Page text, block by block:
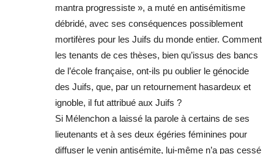
mantra progressiste », a muté en antisémitisme
débridé, avec ses conséquences possiblement
mortifères pour les Juifs du monde entier. Comment
les tenants de ces thèses, bien qu’issus des bancs
de l’école française, ont-ils pu oublier le génocide
des Juifs, que, par un retournement hasardeux et
ignoble, il fut attribué aux Juifs ?
Si Mélenchon a laissé la parole à certains de ses
lieutenants et à ses deux égéries féminines pour
diffuser le venin antisémite, lui-même n’a pas cessé